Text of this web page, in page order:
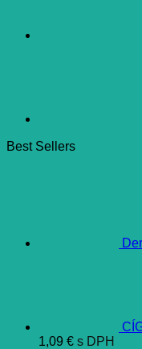
Best Sellers
1,09 € s DPH